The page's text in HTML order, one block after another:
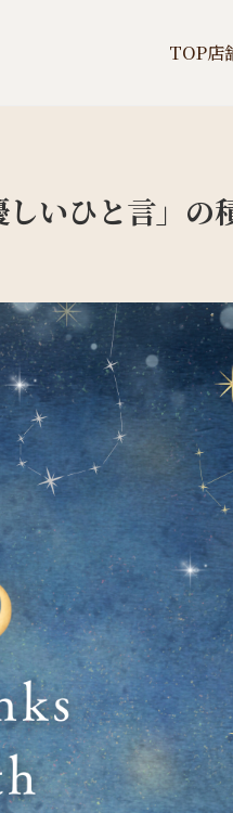
TOP店
いひと言」の